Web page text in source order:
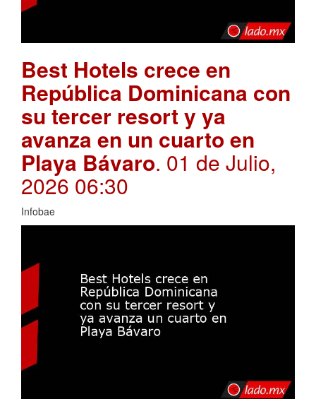
Best Hotels crece en
República Dominicana con
su tercer resort y ya
avanza en un cuarto en
Playa Bávaro. 01 de Julio,
2026 06:30
Infobae